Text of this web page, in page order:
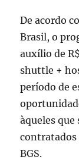
De acordo
Brasil, o
auxílio de
shuttle +
período de
àqueles que
BGS.